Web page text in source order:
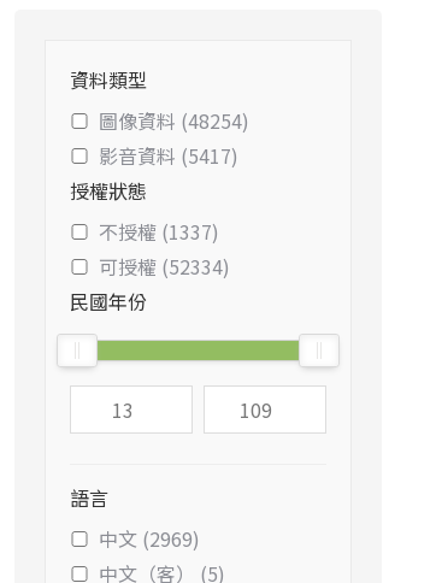
資料類型
圖像資料 (48254)
影音資料 (5417)
授權狀態
不授權 (1337)
可授權 (52334)
民國年份
語言
中文 (2969)
中文（客） (5)